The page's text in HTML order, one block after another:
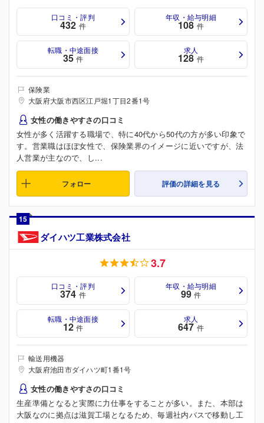
口コミ・評判
432 件
年収・給与明細
108 件
転職・中途面接
35 件
求人
128 件
保険業
大阪府大阪市西区江戸堀1丁目2番1号
女性の働きやすさの口コミ
女性が多く活躍する職場で、特に40代から50代の方が多い印象で
す。営業職はほぼ女性で、保険業界のイメージに近いですが、法
人営業が主なので、し...
フォロー 評価の詳細を見る
15
ダイハツ工業株式会社
3.7
口コミ・評判
374 件
年収・給与明細
99 件
転職・中途面接
12 件
求人
647 件
輸送用機器
大阪府池田市ダイハツ町1番1号
女性の働きやすさの口コミ
生産準備となると実際に力仕事をすることが多い。また、本部は
大阪なのに拠点は滋賀工場となるため、毎週社内バスで移動し工